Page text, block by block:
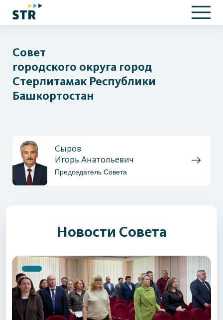
Совет
городского округа город
Стерлитамак Республики
Башкортостан
Сыров
Игорь Анатольевич
Председатель Совета
Новости Совета